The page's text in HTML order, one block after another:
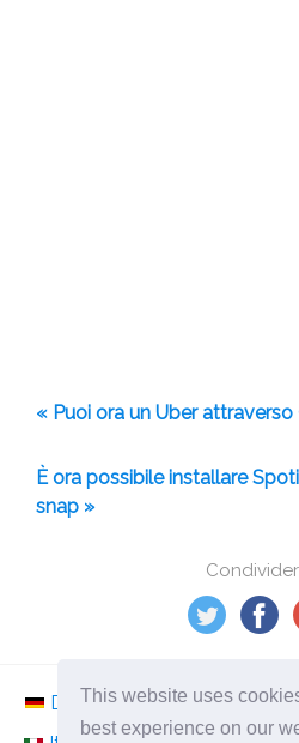
This website uses
best experience on our
« Puoi ora un Uber
È ora possibile installare
snap »
Deutsch Nederlands